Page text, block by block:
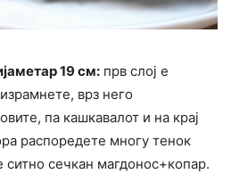
19 см: прв слој е
врз него
па кашкавалот и на крај
распоредете многу тенок
ситно сечкан магдонос+копар.